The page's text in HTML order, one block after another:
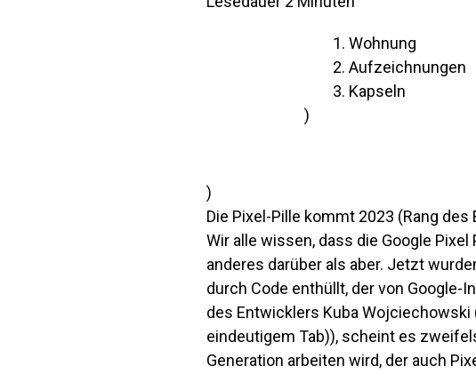
Wohnung
Aufzeichnungen
Kapseln
)
)
Die Pixel-Pille kommt 2023 (Rang des
Wir alle wissen, dass die Google
anderes darüber als aber. Jetzt
durch Code enthüllt, der von Google-
des Entwicklers Kuba Wojciechowski
eindeutigem Tab)), scheint es
Generation arbeiten wird, der auch